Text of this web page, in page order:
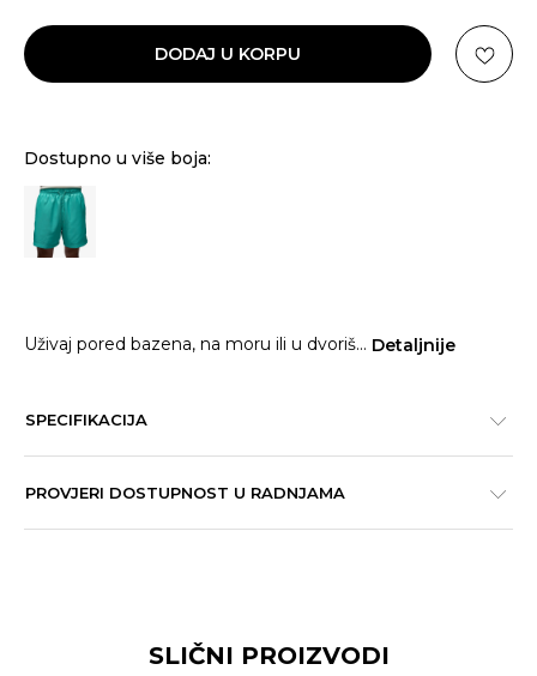
DODAJ U KORPU
Dostupno u više boja:
Uživaj pored bazena, na moru ili u dvoriš... Detaljnije
SPECIFIKACIJA
PROVJERI DOSTUPNOST U RADNJAMA
SLIČNI PROIZVODI